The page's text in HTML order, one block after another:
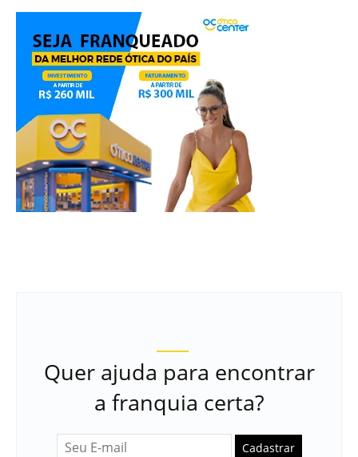
Quer ajuda para encontrar
a franquia certa?
Cadastrar